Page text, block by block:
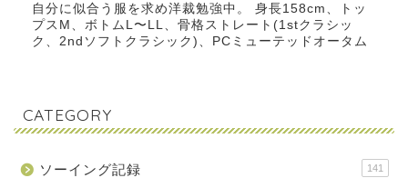
自分に似合う服を求め洋裁勉強中。 身長158cm、トッ
プスM、ボトムL〜LL、骨格ストレート(1stクラシッ
ク、2ndソフトクラシック)、PCミューテッドオータム
CATEGORY
ソーイング記録 141